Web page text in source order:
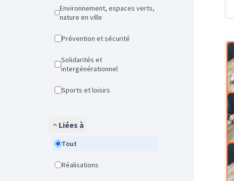
Environnement, espaces verts,
nature en ville
Prévention et sécurité
Solidarités et
intergénérationnel
Sports et loisirs
Liées à
Tout
Réalisations